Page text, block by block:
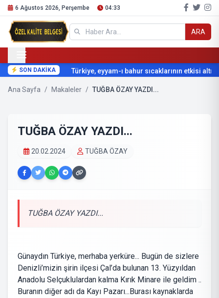
6 Ağustos 2026, Perşembe 04:33
ARA
SON DAKİKA Türkiye, eyyam-ı bahur sıcaklarının etkisi
Ana Sayfa / Makaleler / TUĞBA ÖZAY YAZDI...
TUĞBA ÖZAY YAZDI...
20.02.2024 TUĞBA ÖZAY
TUĞBA ÖZAY YAZDI...
Günaydın Türkiye, merhaba yerküre... Bugün de sizlere
Denizli’mizin şirin ilçesi Çal’da bulunan 13. Yüzyıldan
Anadolu Selçuklulardan kalma Kırık Minare ile geldim ..
Buranın diğer adı da Kayı Pazarı...Burası kaynaklarda